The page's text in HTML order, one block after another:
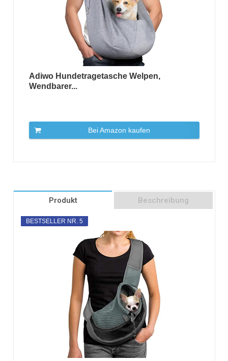
Adiwo Hundetragetasche Welpen,
Wendbarer...
Bei Amazon kaufen
Produkt Beschreibung
BESTSELLER NR. 5